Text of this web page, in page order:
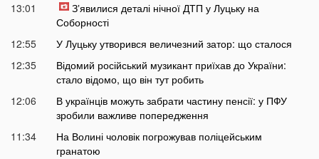
13:01
Зʼявилися деталі нічної ДТП у Луцьку на
Соборності
12:55
У Луцьку утворився величезний затор: що сталося
12:35
Відомий російський музикант приїхав до України:
стало відомо, що він тут робить
12:06
В українців можуть забрати частину пенсії: у ПФУ
зробили важливе попередження
11:34
На Волині чоловік погрожував поліцейським
гранатою